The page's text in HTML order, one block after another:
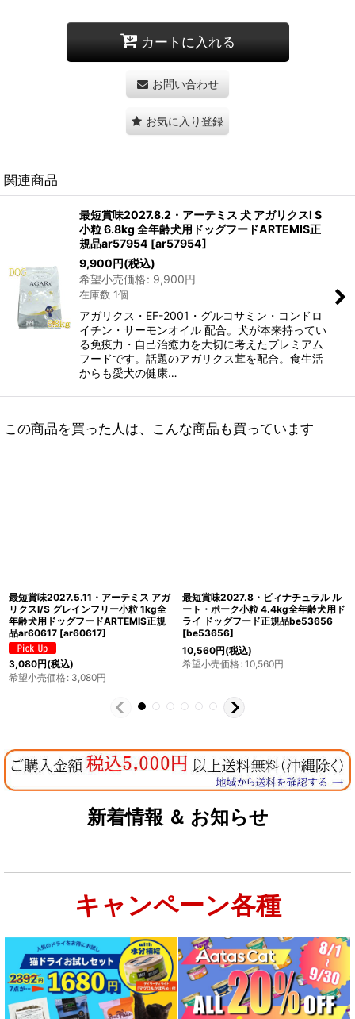
カートに入れる
お問い合わせ
お気に入り登録
関連商品
最短賞味2027.8.2・アーテミス 犬 アガリクスI S
小粒 6.8kg 全年齢犬用ドッグフードARTEMIS正
規品ar57954 [ar57954]
9,900円(税込)
希望小売価格: 9,900円
在庫数 1個
アガリクス・EF-2001・グルコサミン・コンドロ
イチン・サーモンオイル 配合。犬が本来持ってい
る免疫力・自己治癒力を大切に考えたプレミアム
フードです。話題のアガリクス茸を配合。食生活
からも愛犬の健康…
この商品を買った人は、こんな商品も買っています
最短賞味2027.9.7・アーテミス 犬 ア
ガリクスI S 小粒 1kg 全年齢ドッグフ
ード正規品ar66451 [ar66451]
2,420円(税込)
希望小売価格: 2,420
最短賞味2027.5.11・アーテミス アガ
リクスI/S グレインフリー小粒 3kg全
年齢犬用ドッグフードARTEMIS正規
品ar60624
6,930円(税込)
新着情報 ＆ お知らせ
キャンペーン各種